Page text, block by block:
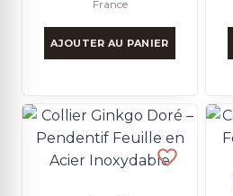
France
AJOUTER AU PANIER